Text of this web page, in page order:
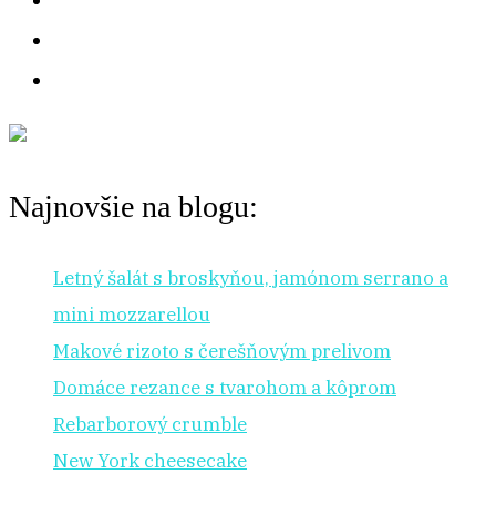
Najnovšie na blogu:
Letný šalát s broskyňou, jamónom serrano a
mini mozzarellou
Makové rizoto s čerešňovým prelivom
Domáce rezance s tvarohom a kôprom
Rebarborový crumble
New York cheesecake